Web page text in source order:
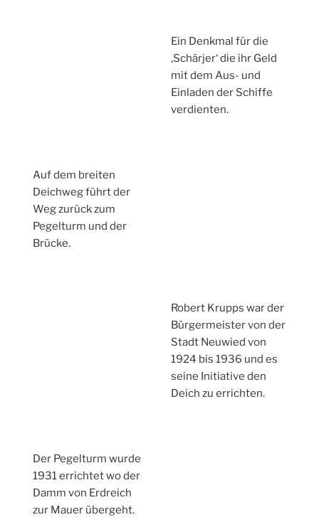
Ein Denkmal für die
‚Schärjer‘ die ihr Geld
mit dem Aus- und
Einladen der Schiffe
verdienten.
Auf dem breiten
Deichweg führt der
Weg zurück zum
Pegelturm und der
Brücke.
Robert Krupps war der
Bürgermeister von der
Stadt Neuwied von
1924 bis 1936 und es
seine Initiative den
Deich zu errichten.
Der Pegelturm wurde
1931 errichtet wo der
Damm von Erdreich
zur Mauer übergeht.